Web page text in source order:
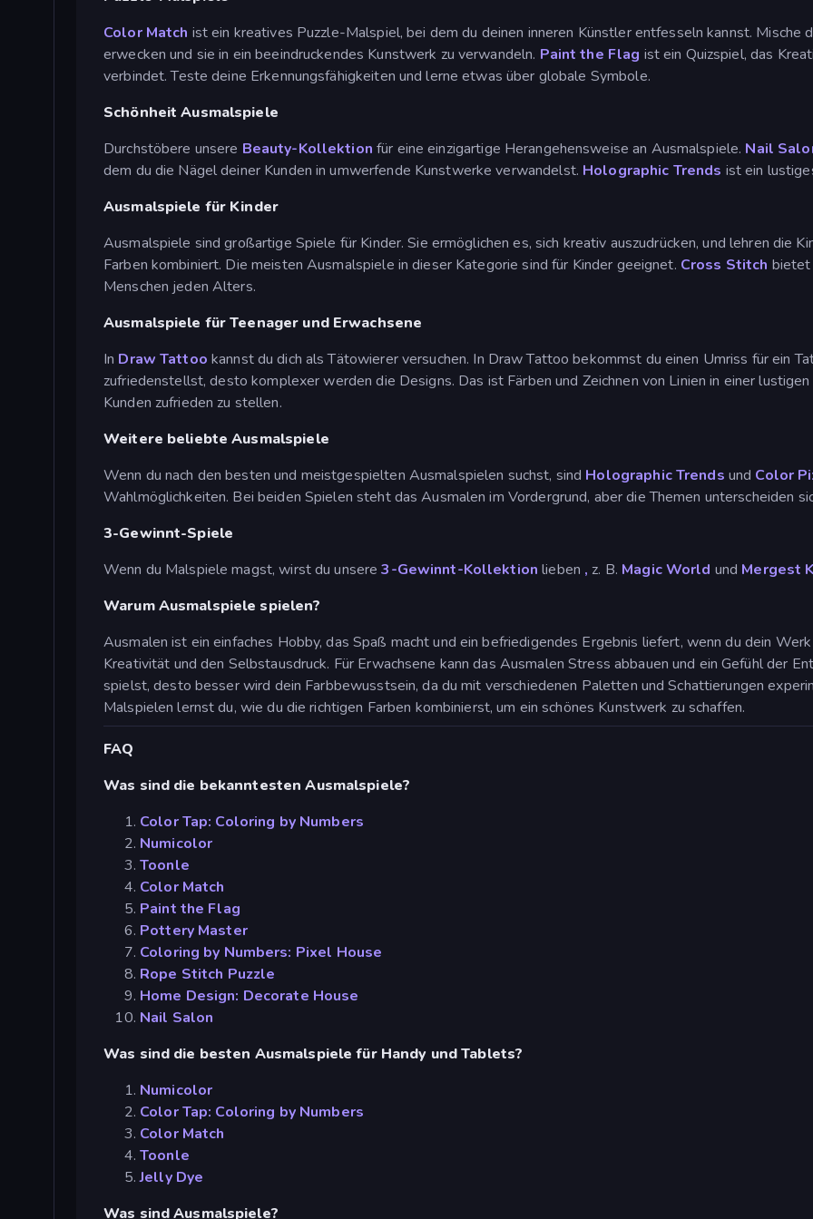
Color Match ist ein kreatives Puzzle-Malspiel, bei dem du deinen inneren Künstler entfesseln kannst. Mische
erwecken und sie in ein beeindruckendes Kunstwerk zu verwandeln. Paint the Flag ist ein Quizspiel, das
verbindet. Teste deine Erkennungsfähigkeiten und lerne etwas über globale Symbole.
Schönheit Ausmalspiele
Durchstöbere unsere Beauty-Kollektion für eine einzigartige Herangehensweise an Ausmalspiele. Nail
dem du die Nägel deiner Kunden in umwerfende Kunstwerke verwandelst. Holographic Trends ist ein
Ausmalspiele für Kinder
Ausmalspiele sind großartige Spiele für Kinder. Sie ermöglichen es, sich kreativ auszudrücken, und lehren die
Farben kombiniert. Die meisten Ausmalspiele in dieser Kategorie sind für Kinder geeignet. Cross Stitch bietet
Menschen jeden Alters.
Ausmalspiele für Teenager und Erwachsene
In Draw Tattoo kannst du dich als Tätowierer versuchen. In Draw Tattoo bekommst du einen Umriss für ein
zufriedenstellst, desto komplexer werden die Designs. Das ist Färben und Zeichnen von Linien in einer
Kunden zufrieden zu stellen.
Weitere beliebte Ausmalspiele
Wenn du nach den besten und meistgespielten Ausmalspielen suchst, sind Holographic Trends und Color
Wahlmöglichkeiten. Bei beiden Spielen steht das Ausmalen im Vordergrund, aber die Themen unterscheiden
3-Gewinnt-Spiele
Wenn du Malspiele magst, wirst du unsere3-Gewinnt-Kollektion lieben , z. B. Magic World und Mergest
Warum Ausmalspiele spielen?
Ausmalen ist ein einfaches Hobby, das Spaß macht und ein befriedigendes Ergebnis liefert, wenn du dein
Kreativität und den Selbstausdruck. Für Erwachsene kann das Ausmalen Stress abbauen und ein Gefühl der
spielst, desto besser wird dein Farbbewusstsein, da du mit verschiedenen Paletten und Schattierungen
Malspielen lernst du, wie du die richtigen Farben kombinierst, um ein schönes Kunstwerk zu schaffen.
FAQ
Was sind die bekanntesten Ausmalspiele?
Color Tap: Coloring by Numbers
Numicolor
Toonle
Color Match
Paint the Flag
Pottery Master
Coloring by Numbers: Pixel House
Rope Stitch Puzzle
Home Design: Decorate House
Nail Salon
Was sind die besten Ausmalspiele für Handy und Tablets?
Numicolor
Color Tap: Coloring by Numbers
Color Match
Toonle
Jelly Dye
Was sind Ausmalspiele?